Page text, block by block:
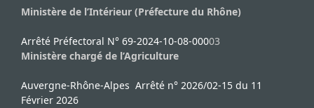
Ministère de l’Intérieur (Préfecture du Rhône)
Arrêté Préfectoral N° 69-2024-10-08-00003
Ministère chargé de l’Agriculture
Auvergne-Rhône-Alpes Arrêté n° 2026/02-15 du 11
Février 2026